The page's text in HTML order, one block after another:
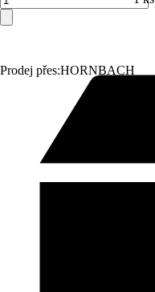
Prodej přes:HORNBACH